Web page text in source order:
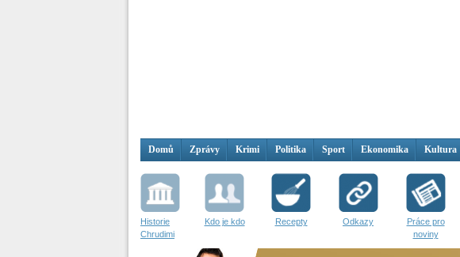
Domů Zprávy Krimi Politika Sport Ekonomika Kultura
Historie
Chrudimi
Kdo je kdo Recepty Odkazy
Práce pro
noviny